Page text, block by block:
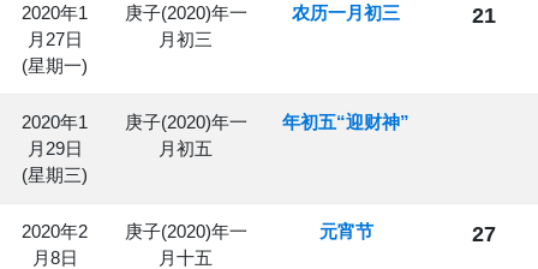
2020年1
月27日
(星期一)
庚子(2020)年一
月初三
农历一月初三 21
2020年1
月29日
(星期三)
庚子(2020)年一
月初五
年初五“迎财神”
2020年2
月8日
庚子(2020)年一
月十五
元宵节 27